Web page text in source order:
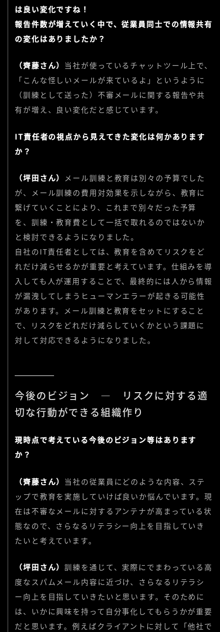
は良い変化ですね！
報告件数が増えていく中で、従業員同士での情報共有
の変化はありましたか？
（齊藤さん） 当社が使っているチャットツール上で、
「こんな怪しいメールが来ているよ」というように
（訓練として送った）不審メールに関する報告や共
有が増え、良い変化だと感じています。
IT責任者の視点から見えてきた変化は何かあります
か？
（坪田さん） メール訓練と教育は別々の予算でした
が、メール訓練の費用対効果を示しながら、教育に
繋げていくことにより、これまで別々だった予算
を、訓練・教育費として一括で取れるのではないか
と検討できるようになりました。
自社のIT責任者としては、教育を含めてリスクをど
れだけ減らせるかが重要と考えています。仕組みを導
入しても人が運用することで、最終的には人から情報
が漏洩してしまうヒューマンエラーが起きる可能性
があります。メール訓練と教育をセットにすること
で、リスクをどれだけ減らしていくかという課題に
対して対応できるようになりました。
今後のビジョン ― リスクに対する適
切な行動ができる組織作り
現時点で考えている今後のビジョン等はあります
か？
（齊藤さん） 当社の従業員にどのような内容、ステ
ップで教育を実施していけば良いか悩んでいます。現
在は不審なメールに対するアンテナが高まっている状
態なので、さらなるリテラシー向上を目指していき
たいと考えています。
（坪田さん）訓練を通じて、実際にでまわっている高
度なスパムメール内容に近づけ、さらなるリテラシ
ー向上を目指していきたいと思います。そのために
は、いかに興味を持って自分事化してもらうかが重要
だと思います。例えばクライアントに対して「他社で